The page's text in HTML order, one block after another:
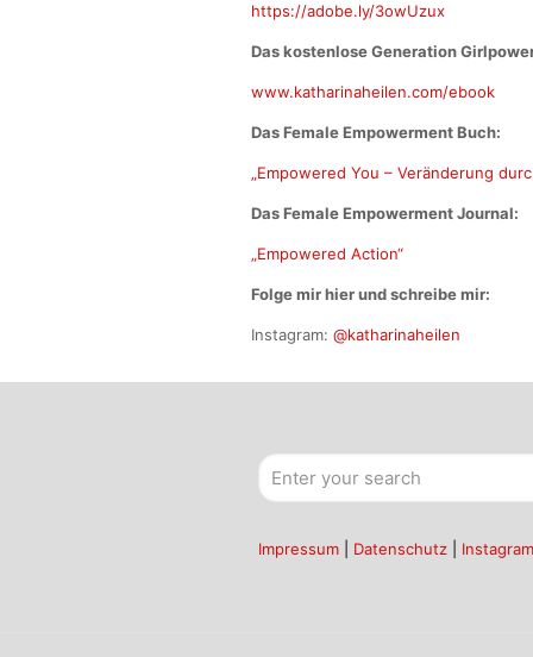
https://adobe.ly/3owUzux
Das kostenlose Generation
www.katharinaheilen.com/ebook
Das Female Empowerment Buch:
„Empowered You – Veränderung
Das Female Empowerment Journal:
„Empowered Action“
Folge mir hier und schreibe mir:
Instagram: @katharinaheilen
Impressum Datenschutz Instagram